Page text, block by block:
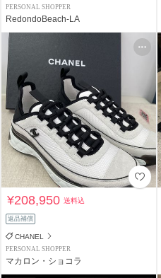
PERSONAL SHOPPER
RedondoBeach-LA
¥208,950送料込
返品補償
CHANEL
PERSONAL SHOPPER
マカロン・ショコラ